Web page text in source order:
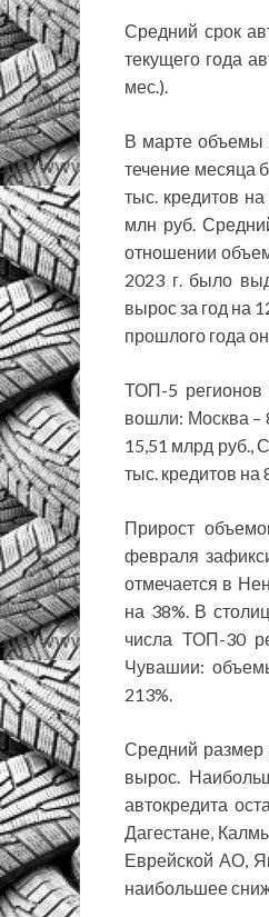
Средний срок
текущего года
мес.).
В марте объемы
течение месяца
тыс. кредитов
млн руб.
отношении
2023 г. было
вырос за год на
прошлого года
ТОП-5 регионов
вошли: Москва –
15,51 млрд руб.,
тыс. кредитов на
Прирост
февраля
отмечается в
на 38%. В
числа ТОП-30
Чувашии:
213%.
Средний размер
вырос.
автокредита
Дагестане,
Еврейской АО,
наибольшее